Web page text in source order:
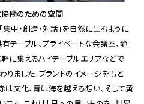
協働のための空間
中・創造・対話」を自然に生むように
テーブル、プライベートな会議室、静
に集えるハイテーブルエリアなどで
ました。ブランドのイメージをもと
は文化、青は海を越える想い、そして黄